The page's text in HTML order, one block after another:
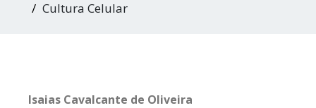
Cultura Celular
Isaias Cavalcante de Oliveira